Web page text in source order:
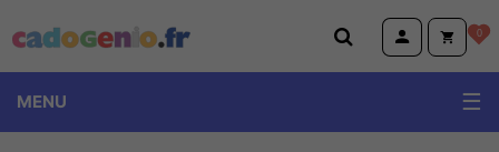
Cadogenio.fr 0
MENU